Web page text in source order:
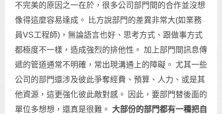
不完美的原因之一在於，很多公司部門間的合作並沒想
像得這麼容易達成。 比方說部門的差異非常大(如業務
員VS工程師)，無論語言也好、思考方式、跟做事方式
都極度不一樣，造成強烈的排他性。 加上部門間訊息傳
遞的管道通常不明確，常出現溝通上的障礙。 尤其一些
公司的部門還涉及彼此爭奪經費、預算、人力、或是其
他資源，這更強化彼此敵對感。 因此，要部門替後面的
單位多想想，還真是很難。 大部份的部門都有一種把自